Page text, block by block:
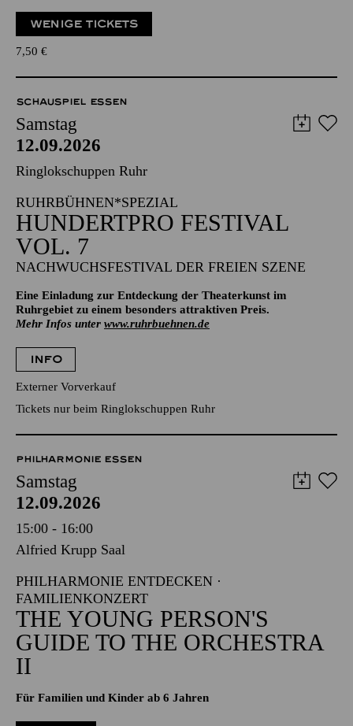
WENIGE TICKETS
7,50 €
SCHAUSPIEL ESSEN
Samstag
12.09.2026
Ringlokschuppen Ruhr
RUHRBÜHNEN*SPEZIAL
HUNDERTPRO FESTIVAL
VOL. 7
NACHWUCHSFESTIVAL DER FREIEN SZENE
Eine Einladung zur Entdeckung der Theaterkunst im
Ruhrgebiet zu einem besonders attraktiven Preis.
Mehr Infos unter www.ruhrbuehnen.de
INFO
Externer Vorverkauf
Tickets nur beim Ringlokschuppen Ruhr
PHILHARMONIE ESSEN
Samstag
12.09.2026
15:00 - 16:00
Alfried Krupp Saal
PHILHARMONIE ENTDECKEN ·
FAMILIENKONZERT
THE YOUNG PERSON'S
GUIDE TO THE ORCHESTRA
II
Für Familien und Kinder ab 6 Jahren